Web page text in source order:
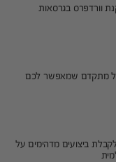
וורדפרס בגרסאות
מתקדם שמאפשר לכם
שרתים חדשים, אמינים ומתקדמים מבוססי SSD לקבלת ביצועים מדהימים על